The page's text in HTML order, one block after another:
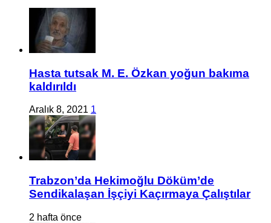
Hasta tutsak M. E. Özkan yoğun bakıma
kaldırıldı
Aralık 8, 2021 1
Trabzon’da Hekimoğlu Döküm’de
Sendikalaşan İşçiyi Kaçırmaya Çalıştılar
2 hafta önce